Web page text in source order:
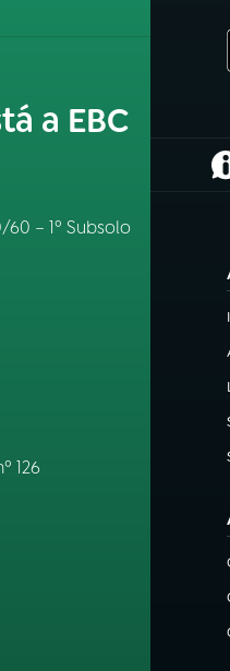
a EBC
– 1º Subsolo
126